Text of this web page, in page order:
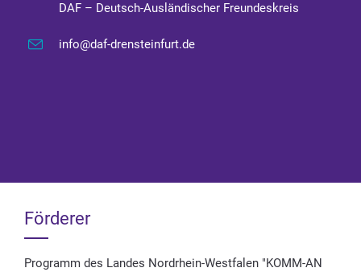
DAF – Deutsch-Ausländischer Freundeskreis
info@daf-drensteinfurt.de
Förderer
Programm des Landes Nordrhein-Westfalen "KOMM-AN